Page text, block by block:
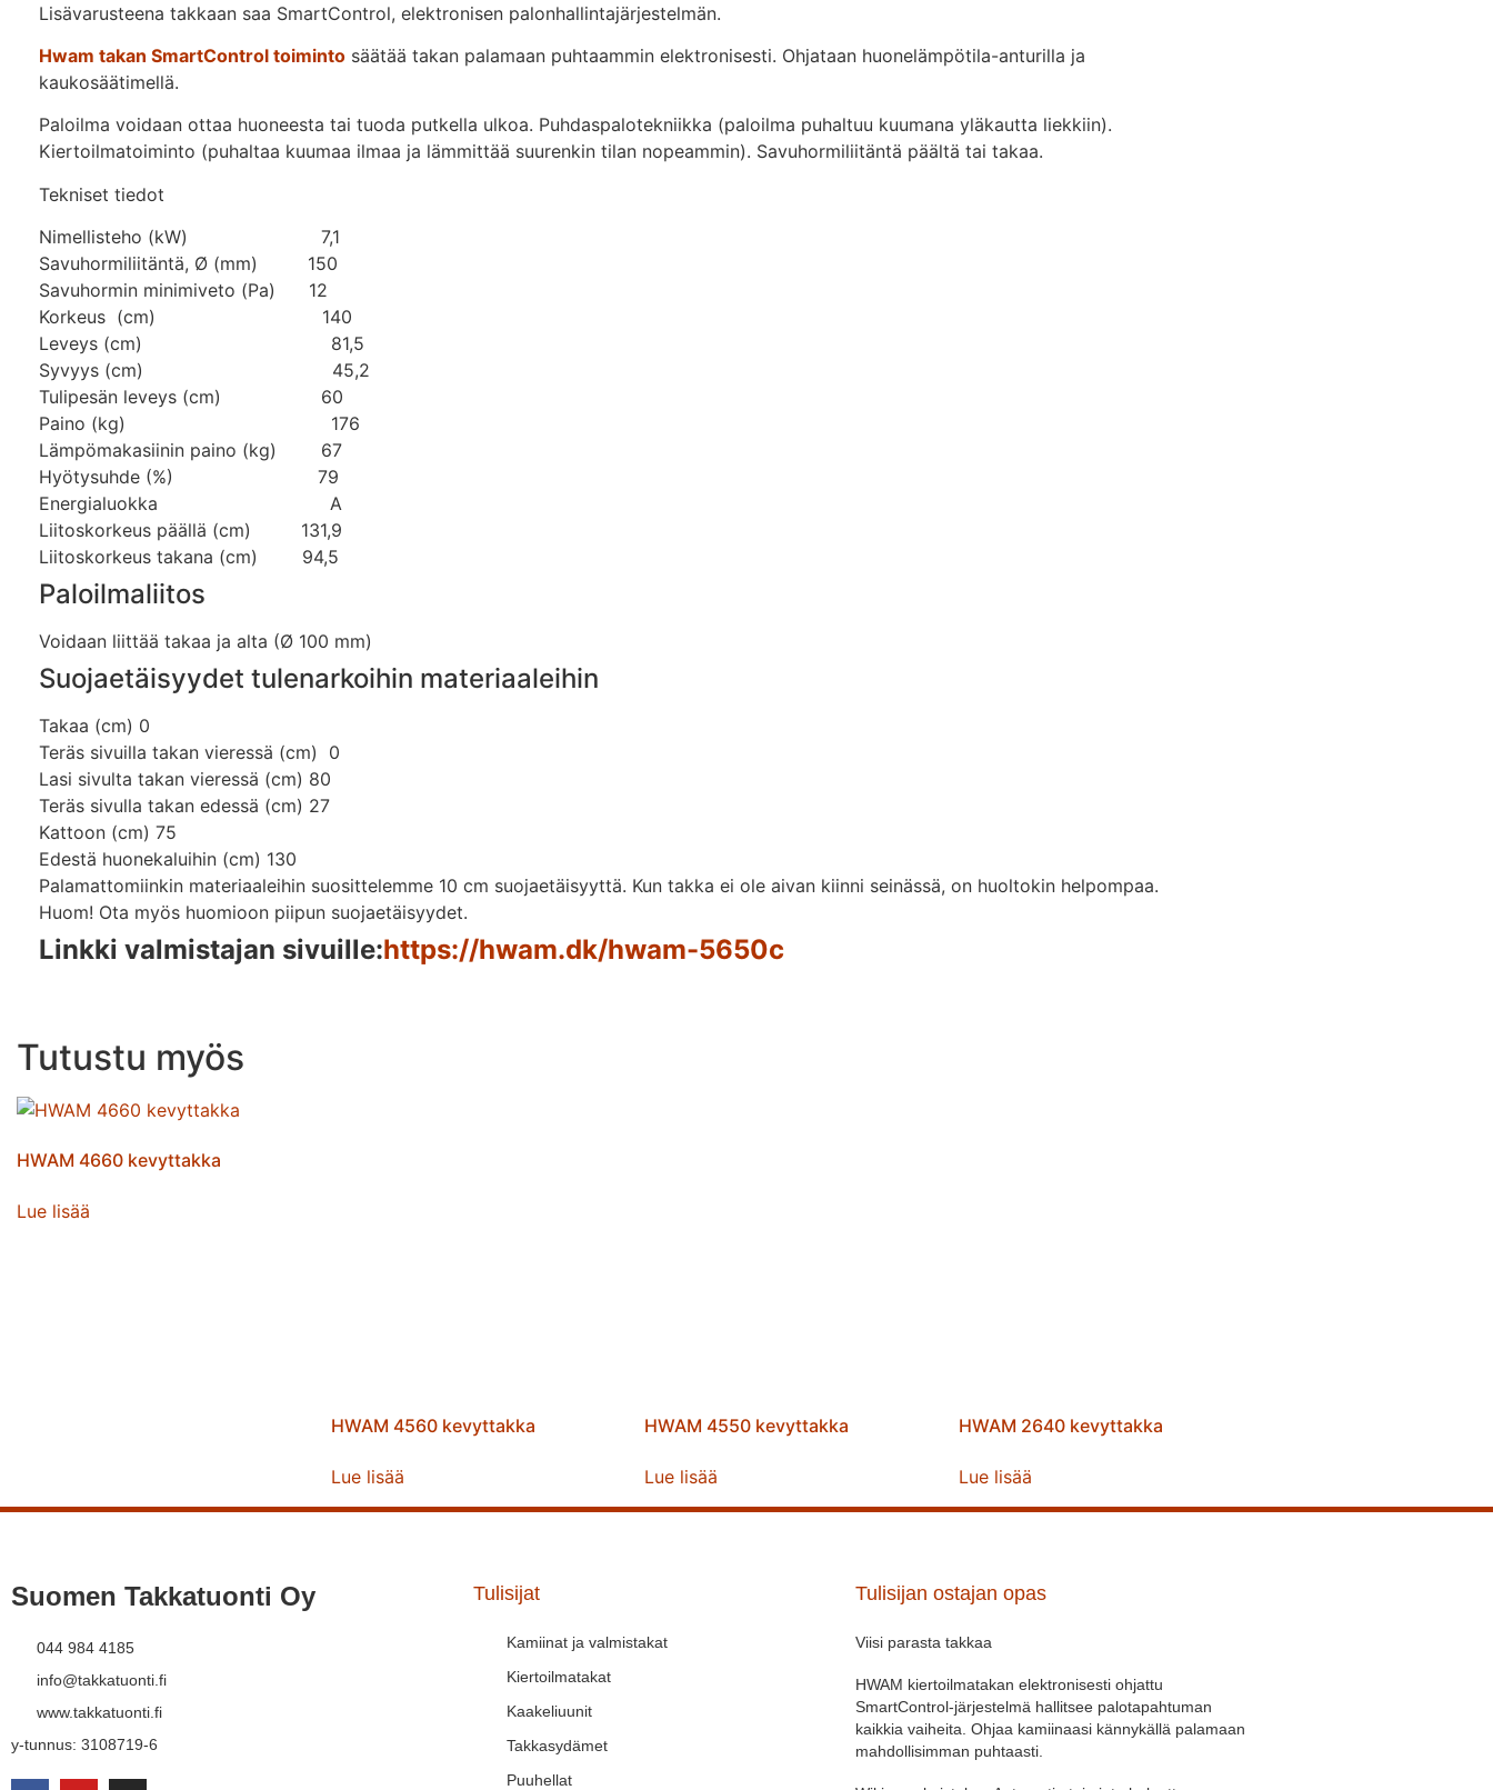
Lisävarusteena takkaan saa SmartControl, elektronisen palonhallintajärjestelmän.
Hwam takan SmartControl toiminto säätää takan palamaan puhtaammin elektronisesti. Ohjataan huonelämpötila-anturilla ja
kaukosäätimellä.
Paloilma voidaan ottaa huoneesta tai tuoda putkella ulkoa. Puhdaspalotekniikka (paloilma puhaltuu kuumana yläkautta liekkiin).
Kiertoilmatoiminto (puhaltaa kuumaa ilmaa ja lämmittää suurenkin tilan nopeammin). Savuhormiliitäntä päältä tai takaa.
Tekniset tiedot
Nimellisteho (kW) 7,1
Savuhormiliitäntä, Ø (mm) 150
Savuhormin minimiveto (Pa) 12
Korkeus (cm) 140
Leveys (cm) 81,5
Syvyys (cm) 45,2
Tulipesän leveys (cm) 60
Paino (kg) 176
Lämpömakasiinin paino (kg) 67
Hyötysuhde (%) 79
Energialuokka A
Liitoskorkeus päällä (cm) 131,9
Liitoskorkeus takana (cm) 94,5
Paloilmaliitos
Voidaan liittää takaa ja alta (Ø 100 mm)
Suojaetäisyydet tulenarkoihin materiaaleihin
Takaa (cm) 0
Teräs sivuilla takan vieressä (cm) 0
Lasi sivulta takan vieressä (cm) 80
Teräs sivulla takan edessä (cm) 27
Kattoon (cm) 75
Edestä huonekaluihin (cm) 130
Palamattomiinkin materiaaleihin suosittelemme 10 cm suojaetäisyyttä. Kun takka ei ole aivan kiinni seinässä, on huoltokin helpompaa.
Huom! Ota myös huomioon piipun suojaetäisyydet.
Linkki valmistajan sivuille:https://hwam.dk/hwam-5650c
Tutustu myös
HWAM 4660 kevyttakka
Lue lisää
HWAM 4560 kevyttakka
Lue lisää
HWAM 4550 kevyttakka
Lue lisää
HWAM 2640 kevyttakka
Lue lisää
Suomen Takkatuonti Oy
044 984 4185
info@takkatuonti.fi
www.takkatuonti.fi
y-tunnus: 3108719-6
Tulisijat
Kamiinat ja valmistakat
Kiertoilmatakat
Kaakeliuunit
Takkasydämet
Puuhellat
Tulisijan ostajan opas
Viisi parasta takkaa
HWAM kiertoilmatakan elektronisesti ohjattu
SmartControl-järjestelmä hallitsee palotapahtuman
kaikkia vaiheita. Ohjaa kamiinaasi kännykällä palamaan
mahdollisimman puhtaasti.